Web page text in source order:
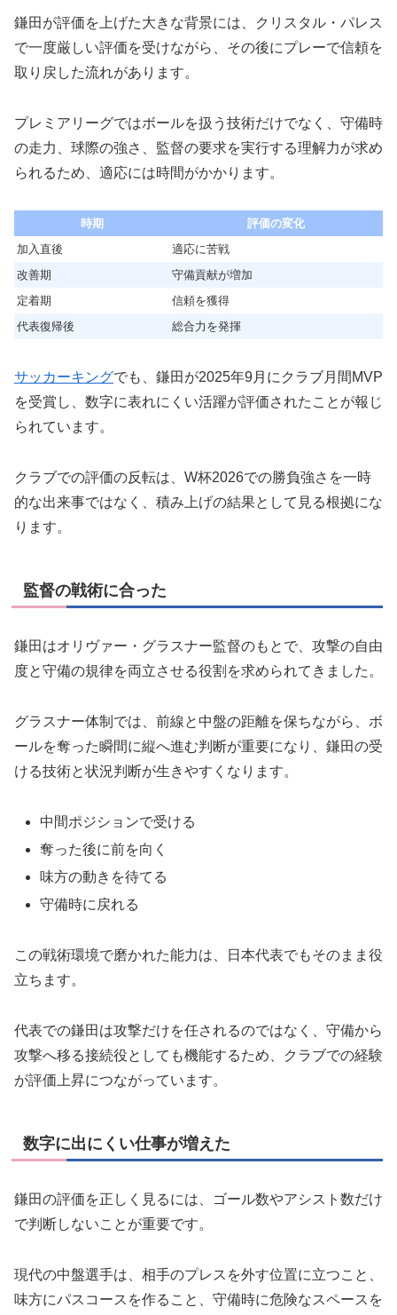
鎌田が評価を上げた大きな背景には、クリスタル・パレス
で一度厳しい評価を受けながら、その後にプレーで信頼を
取り戻した流れがあります。
プレミアリーグではボールを扱う技術だけでなく、守備時
の走力、球際の強さ、監督の要求を実行する理解力が求め
られるため、適応には時間がかかります。
時期
評価の変化
加入直後
適応に苦戦
改善期
守備貢献が増加
定着期
信頼を獲得
代表復帰後
総合力を発揮
サッカーキングでも、鎌田が2025年9月にクラブ月間MVP
を受賞し、数字に表れにくい活躍が評価されたことが報じ
られています。
クラブでの評価の反転は、W杯2026での勝負強さを一時
的な出来事ではなく、積み上げの結果として見る根拠にな
ります。
監督の戦術に合った
鎌田はオリヴァー・グラスナー監督のもとで、攻撃の自由
度と守備の規律を両立させる役割を求められてきました。
グラスナー体制では、前線と中盤の距離を保ちながら、ボ
ールを奪った瞬間に縦へ進む判断が重要になり、鎌田の受
ける技術と状況判断が生きやすくなります。
中間ポジションで受ける
奪った後に前を向く
味方の動きを待てる
守備時に戻れる
この戦術環境で磨かれた能力は、日本代表でもそのまま役
立ちます。
代表での鎌田は攻撃だけを任されるのではなく、守備から
攻撃へ移る接続役としても機能するため、クラブでの経験
が評価上昇につながっています。
数字に出にくい仕事が増えた
鎌田の評価を正しく見るには、ゴール数やアシスト数だけ
で判断しないことが重要です。
現代の中盤選手は、相手のプレスを外す位置に立つこと、
味方にパスコースを作ること、守備時に危険なスペースを